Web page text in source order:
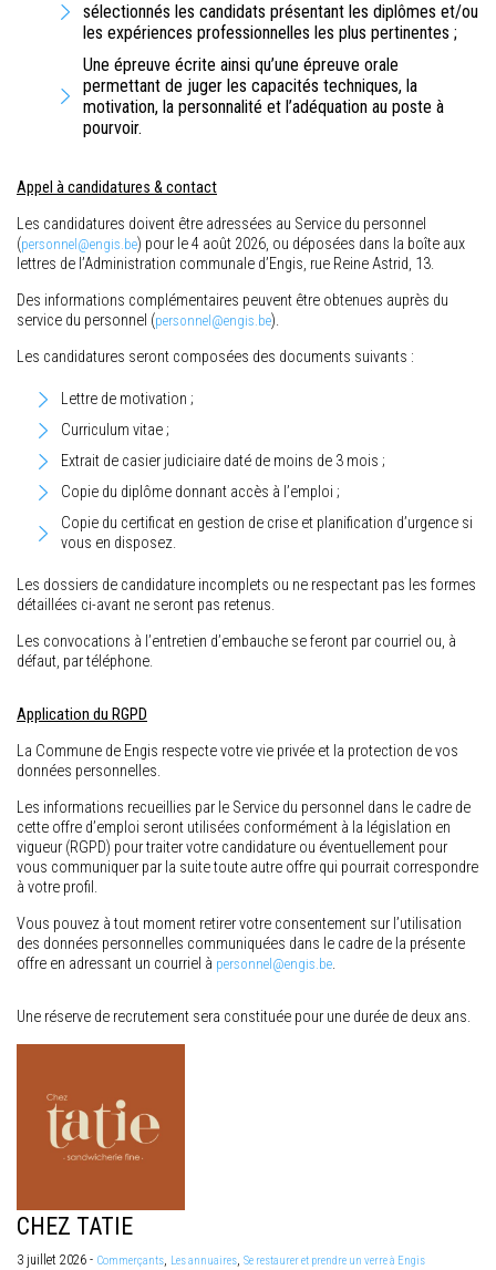
sélectionnés les candidats présentant les diplômes et/ou
les expériences professionnelles les plus pertinentes ;
Une épreuve écrite ainsi qu’une épreuve orale
permettant de juger les capacités techniques, la
motivation, la personnalité et l’adéquation au poste à
pourvoir.
Appel à candidatures & contact
Les candidatures doivent être adressées au Service du personnel
(personnel@engis.be) pour le 4 août 2026, ou déposées dans la boîte aux
lettres de l’Administration communale d’Engis, rue Reine Astrid, 13.
Des informations complémentaires peuvent être obtenues auprès du
service du personnel (personnel@engis.be).
Les candidatures seront composées des documents suivants :
Lettre de motivation ;
Curriculum vitae ;
Extrait de casier judiciaire daté de moins de 3 mois ;
Copie du diplôme donnant accès à l’emploi ;
Copie du certificat en gestion de crise et planification d’urgence si
vous en disposez.
Les dossiers de candidature incomplets ou ne respectant pas les formes
détaillées ci-avant ne seront pas retenus.
Les convocations à l’entretien d’embauche se feront par courriel ou, à
défaut, par téléphone.
Application du RGPD
La Commune de Engis respecte votre vie privée et la protection de vos
données personnelles.
Les informations recueillies par le Service du personnel dans le cadre de
cette offre d’emploi seront utilisées conformément à la législation en
vigueur (RGPD) pour traiter votre candidature ou éventuellement pour
vous communiquer par la suite toute autre offre qui pourrait correspondre
à votre profil.
Vous pouvez à tout moment retirer votre consentement sur l’utilisation
des données personnelles communiquées dans le cadre de la présente
offre en adressant un courriel à personnel@engis.be.
Une réserve de recrutement sera constituée pour une durée de deux ans.
CHEZ TATIE
3 juillet 2026 - Commerçants, Les annuaires, Se restaurer et prendre un verre à Engis